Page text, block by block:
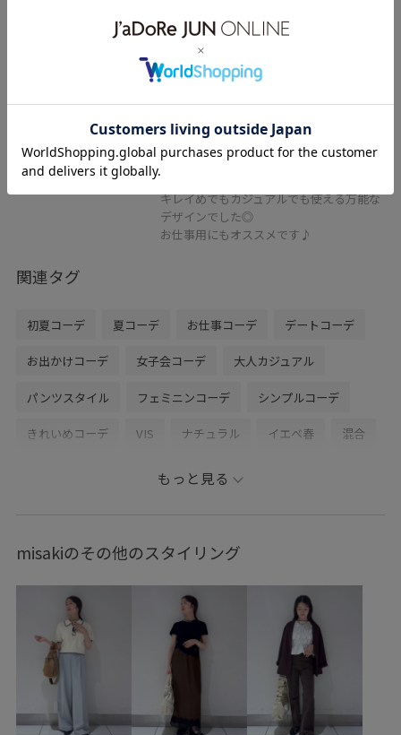
VIS
【軽量】フロント金具エアリーソ
フトミニショルダーバッグ
サックス / F
¥5,929
レビュー
とにかくバッグ自体とても軽く、マチがし
キレイめでもカジュアルでも使える万能な
デザインでした◎
お仕事用にもオススメです♪
関連タグ
初夏コーデ 夏コーデ お仕事コーデ デートコーデ
お出かけコーデ 女子会コーデ 大人カジュアル
パンツスタイル フェミニンコーデ シンプルコーデ
きれいめコーデ VIS ナチュラル イエベ春 混合
シャツ/ブラウス キャミソール
BVA16010 BVF16010 BVH36260
Ssize_akisuda VIS_2026SS_POLO2
vis_26ssbag vis_26ss_summergoods
vis_26ss_summertops
vis_okazakisae_june vis_okazakisae_may
もっと見る
misakiのその他のスタイリング